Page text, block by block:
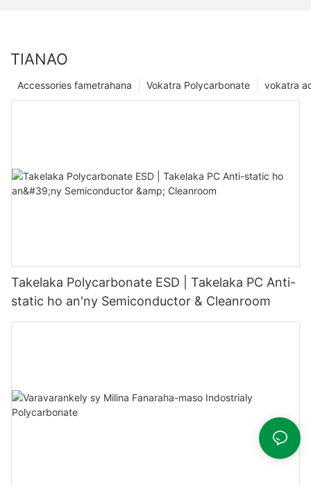
TIANAO
vokatra
Vokatra Polycarbonate
Accessories fametrahana
Takelaka Polycarbonate ESD | Takelaka PC Anti-
static ho an'ny Semiconductor & Cleanroom